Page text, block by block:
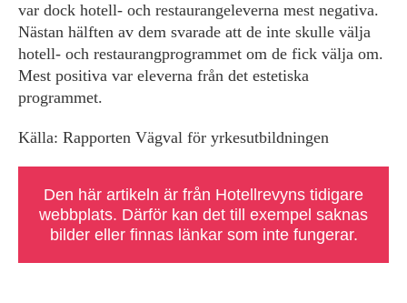
var dock hotell- och restaurangeleverna mest negativa.
Nästan hälften av dem svarade att de inte skulle välja
hotell- och restaurangprogrammet om de fick välja om.
Mest positiva var eleverna från det estetiska
programmet.
Källa: Rapporten Vägval för yrkesutbildningen
Den här artikeln är från Hotellrevyns tidigare
webbplats. Därför kan det till exempel saknas
bilder eller finnas länkar som inte fungerar.